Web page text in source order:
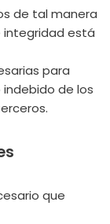
de tal manera
integridad está
para
de los
que